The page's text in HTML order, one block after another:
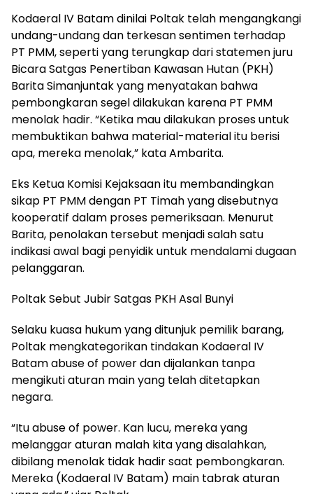
Kodaeral IV Batam dinilai Poltak telah mengangkangi
undang-undang dan terkesan sentimen terhadap
PT PMM, seperti yang terungkap dari statemen juru
Bicara Satgas Penertiban Kawasan Hutan (PKH)
Barita Simanjuntak yang menyatakan bahwa
pembongkaran segel dilakukan karena PT PMM
menolak hadir. “Ketika mau dilakukan proses untuk
membuktikan bahwa material-material itu berisi
apa, mereka menolak,” kata Ambarita.
Eks Ketua Komisi Kejaksaan itu membandingkan
sikap PT PMM dengan PT Timah yang disebutnya
kooperatif dalam proses pemeriksaan. Menurut
Barita, penolakan tersebut menjadi salah satu
indikasi awal bagi penyidik untuk mendalami dugaan
pelanggaran.
Poltak Sebut Jubir Satgas PKH Asal Bunyi
Selaku kuasa hukum yang ditunjuk pemilik barang,
Poltak mengkategorikan tindakan Kodaeral IV
Batam abuse of power dan dijalankan tanpa
mengikuti aturan main yang telah ditetapkan
negara.
“Itu abuse of power. Kan lucu, mereka yang
melanggar aturan malah kita yang disalahkan,
dibilang menolak tidak hadir saat pembongkaran.
Mereka (Kodaeral IV Batam) main tabrak aturan